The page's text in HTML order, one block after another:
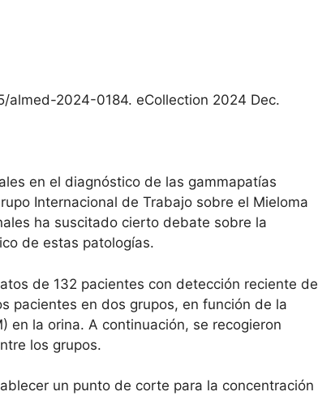
almed-2024-0184. eCollection 2024 Dec.
en el diagnóstico de las gammapatías
Internacional de Trabajo sobre el Mieloma
ha suscitado cierto debate sobre la
de estas patologías.
de 132 pacientes con detección reciente de
pacientes en dos grupos, en función de la
en la orina. A continuación, se recogieron
los grupos.
un punto de corte para la concentración